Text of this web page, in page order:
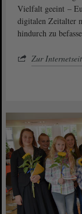
Vielfalt geeint –
digitalen Zeitalter
hindurch zu
Zur